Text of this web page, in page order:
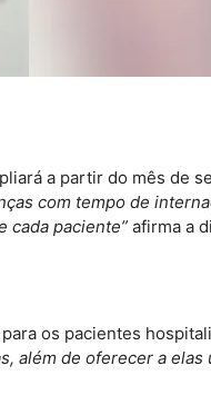
a partir do mês de
com tempo de
cada paciente” afirma a
os pacientes
além de oferecer a elas